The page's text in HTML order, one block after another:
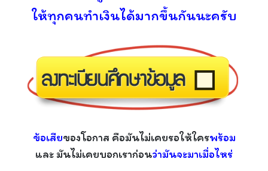
ให้ทุกคนทำเงินได้มากขึ้นกันนะครับ
ข้อเสียของโอกาส คือมันไม่เคยรอให้ใครพร้อม
และ มันไม่เคยบอกเราก่อนว่ามันจะมาเมื่อไหร่